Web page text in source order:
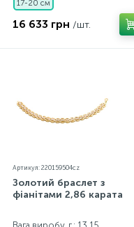
17-20 см
16 633 грн /шт.
Артикул: 220159504cz
Золотий браслет з
фіанітами 2,86 карата